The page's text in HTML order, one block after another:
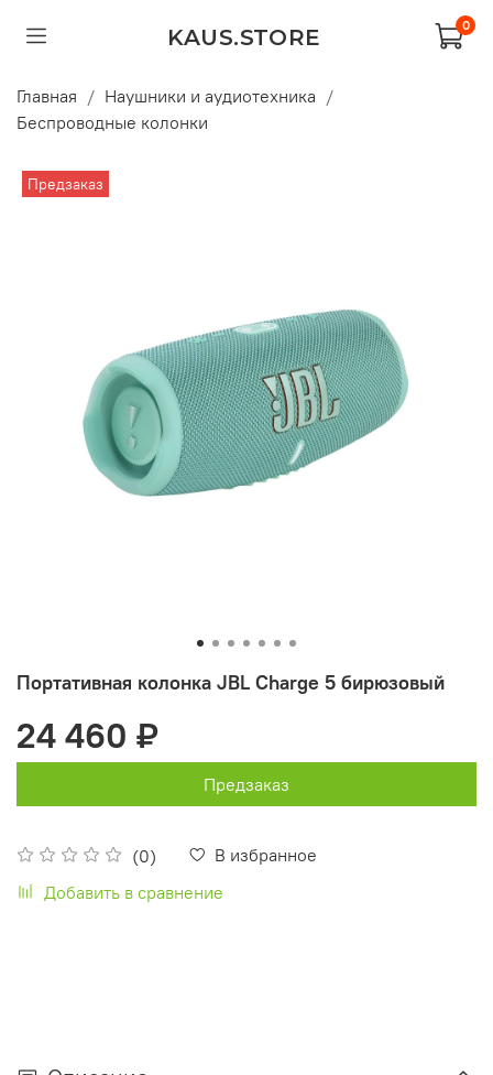
KAUS.STORE 0
Главная
Наушники и аудиотехника
Беспроводные колонки
Предзаказ
Портативная колонка JBL Charge 5 бирюзовый
(0)
В избранное
Добавить в сравнение
24 460 ₽
Предзаказ